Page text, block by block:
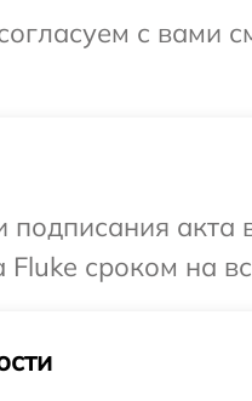
с вами
подписания
сроком на